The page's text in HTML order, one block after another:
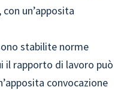
un’apposita
stabilite norme
il rapporto di lavoro può
convocazione